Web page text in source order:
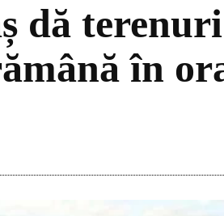
dă
în